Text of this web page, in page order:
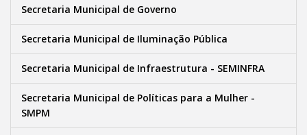
Secretaria Municipal de Governo
Secretaria Municipal de Iluminação Pública
Secretaria Municipal de Infraestrutura - SEMINFRA
Secretaria Municipal de Políticas para a Mulher -
SMPM